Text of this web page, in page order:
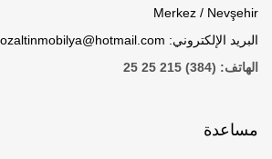
Merkez / Nevşehir
البريد الإلكتروني: ozaltinmobilya@hotmail.com
الهاتف: (384) 215 25 25
مساعدة